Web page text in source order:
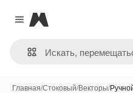
Close menu
Magnific
Главная/Стоковый/Векторы/